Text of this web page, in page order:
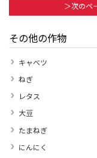
＞次のペ
その他の作物
キャベツ
ねぎ
レタス
大豆
たまねぎ
にんにく